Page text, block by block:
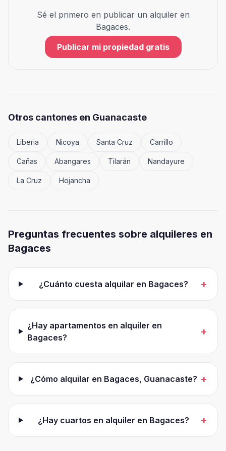
Sé el primero en publicar un alquiler en
Bagaces.
Publicar mi propiedad gratis
Otros cantones en Guanacaste
Liberia Nicoya Santa Cruz Carrillo
Cañas Abangares Tilarán Nandayure
La Cruz Hojancha
Preguntas frecuentes sobre alquileres en
Bagaces
¿Cuánto cuesta alquilar en Bagaces? +
¿Hay apartamentos en alquiler en
Bagaces?
+
¿Cómo alquilar en Bagaces, Guanacaste? +
¿Hay cuartos en alquiler en Bagaces? +